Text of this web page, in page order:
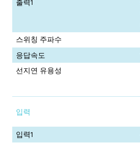
출력1
스위칭 주파수
응답속도
선지연 유용성
입력
입력1